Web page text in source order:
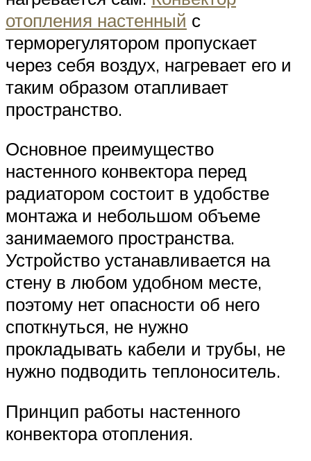
отопления настенный с
терморегулятором пропускает
через себя воздух, нагревает его и
таким образом отапливает
пространство.
Основное преимущество
настенного конвектора перед
радиатором состоит в удобстве
монтажа и небольшом объеме
занимаемого пространства.
Устройство устанавливается на
стену в любом удобном месте,
поэтому нет опасности об него
споткнуться, не нужно
прокладывать кабели и трубы, не
нужно подводить теплоноситель.
Принцип работы настенного
конвектора отопления.